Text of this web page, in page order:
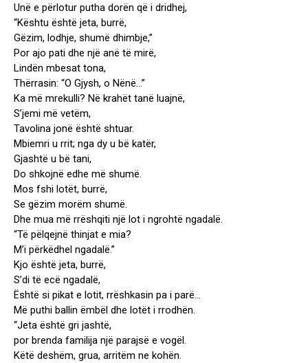
Unë e përlotur putha dorën që i dridhej,
“Kështu është jeta, burrë,
Gëzim, lodhje, shumë dhimbje,”
Por ajo pati dhe një anë të mirë,
Lindën mbesat tona,
Thërrasin: “O Gjysh, o Nënë…”
Ka më mrekulli? Në krahët tanë luajnë,
S’jemi më vetëm,
Tavolina jonë është shtuar.
Mbiemri u rrit; nga dy u bë katër,
Gjashtë u bë tani,
Do shkojnë edhe më shumë.
Mos fshi lotët, burrë,
Se gëzim morëm shumë.
Dhe mua më rrëshqiti një lot i ngrohtë ngadalë.
“Të pëlqejnë thinjat e mia?
M’i përkëdhel ngadalë.”
Kjo është jeta, burrë,
S’di të ecë ngadalë,
Është si pikat e lotit, rrëshkasin pa i parë…
Më puthi ballin ëmbël dhe lotët i rrodhën.
“Jeta është gri jashtë,
por brenda familija një parajsë e vogël.
Këtë deshëm, grua, arritëm ne kohën.